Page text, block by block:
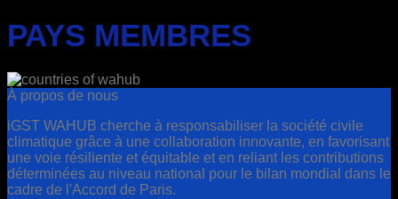
PAYS MEMBRES
À propos de nous
iGST WAHUB cherche à responsabiliser la société civile
climatique grâce à une collaboration innovante, en favorisant
une voie résiliente et équitable et en reliant les contributions
déterminées au niveau national pour le bilan mondial dans le
cadre de l'Accord de Paris.